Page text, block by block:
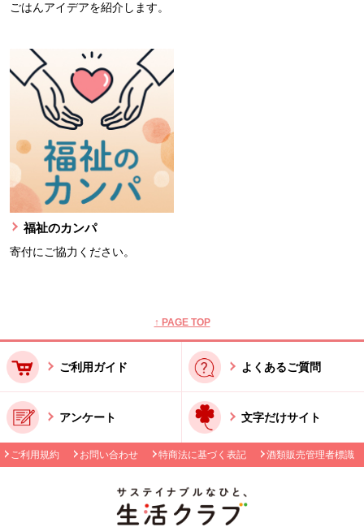
ごはんアイデアを紹介します。
福祉のカンパ
寄付にご協力ください。
↑ PAGE TOP
ご利用ガイド よくあるご質問
アンケート 文字だけサイト
ご利用規約 お問い合わせ 特商法に基づく表記 酒類販売管理者標識